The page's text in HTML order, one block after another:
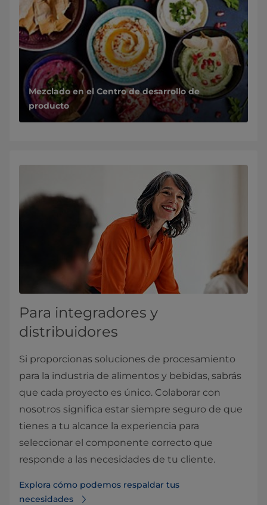
Mezclado en el Centro de desarrollo de
producto
Para integradores y
distribuidores
Si proporcionas soluciones de procesamiento
para la industria de alimentos y bebidas, sabrás
que cada proyecto es único. Colaborar con
nosotros significa estar siempre seguro de que
tienes a tu alcance la experiencia para
seleccionar el componente correcto que
responde a las necesidades de tu cliente.
Explora cómo podemos respaldar tus
necesidades